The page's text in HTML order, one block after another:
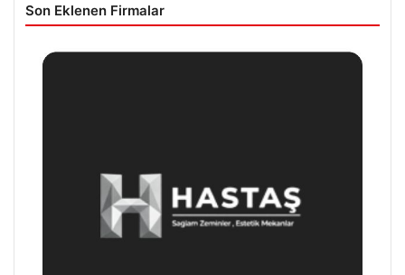
Son Eklenen Firmalar